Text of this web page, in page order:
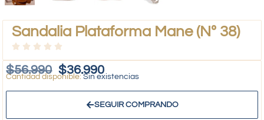
Sandalia Plataforma Mane (Nº 38)
$56.990 $36.990
Sin existencias
SEGUIR COMPRANDO